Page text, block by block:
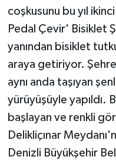
coşkusunu bu yıl
Pedal Çevir' Bisiklet
yanından bisiklet
araya getiriyor.
aynı anda taşıyan
yürüyüşüyle yapıldı.
başlayan ve renkli
Delikliçınar
Denizli Büyükşehir
İş Dünyası
Jandarma
Kadın
KÜLTÜR SANAT
MAGAZİN